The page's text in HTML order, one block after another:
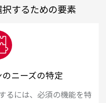
するための要素
ニーズの特定
るには、必須の機能を特